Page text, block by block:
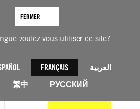
voulez-vous utiliser ce site?
FRANÇAIS
العربية
繁中 РУССКИЙ
FERMER